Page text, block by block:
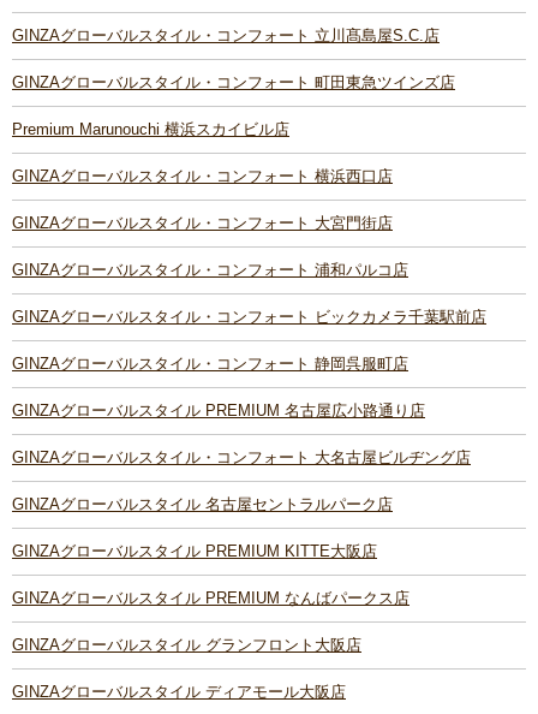
GINZAグローバルスタイル・コンフォート 立川髙島屋S.C.店
GINZAグローバルスタイル・コンフォート 町田東急ツインズ店
Premium Marunouchi 横浜スカイビル店
GINZAグローバルスタイル・コンフォート 横浜西口店
GINZAグローバルスタイル・コンフォート 大宮門街店
GINZAグローバルスタイル・コンフォート 浦和パルコ店
GINZAグローバルスタイル・コンフォート ビックカメラ千葉駅前店
GINZAグローバルスタイル・コンフォート 静岡呉服町店
GINZAグローバルスタイル PREMIUM 名古屋広小路通り店
GINZAグローバルスタイル・コンフォート 大名古屋ビルヂング店
GINZAグローバルスタイル 名古屋セントラルパーク店
GINZAグローバルスタイル PREMIUM KITTE大阪店
GINZAグローバルスタイル PREMIUM なんばパークス店
GINZAグローバルスタイル グランフロント大阪店
GINZAグローバルスタイル ディアモール大阪店